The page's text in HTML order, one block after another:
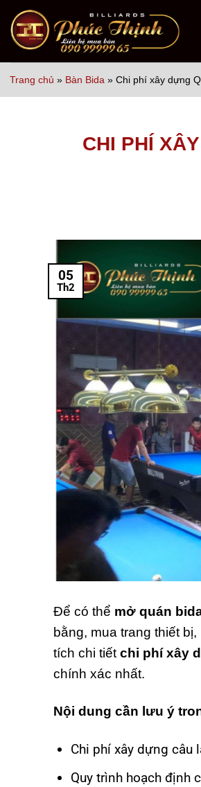
qua
Trang chủ » Bàn Bida » Chi phí xây dựng
CHI PHÍ
05
Th2
Để có thể mở quán
bằng, mua trang thiết
tích chi tiết chi phí xây
chính xác nhất.
Nội dung cần lưu ý
Chi phí xây dựng câu
Quy trình hoạch định